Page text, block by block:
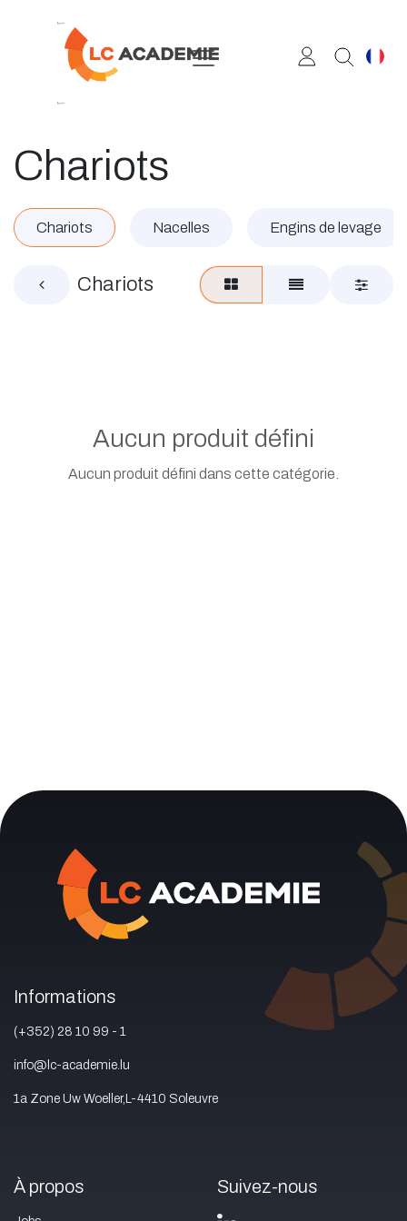
Chariots
Chariots Nacelles Engins de levage
Chariots
Aucun produit défini
Aucun produit défini dans cette catégorie.
Informations
(+352) 28 10 99 - 1
info@lc-academie.lu
1a Zone Uw Woeller,L-4410 Soleuvre
À propos Suivez-nous